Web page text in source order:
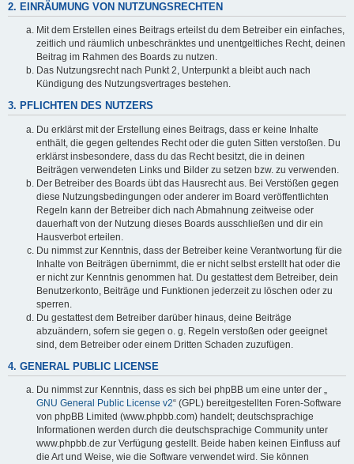
2. EINRÄUMUNG VON NUTZUNGSRECHTEN
Mit dem Erstellen eines Beitrags erteilst du dem Betreiber ein einfaches,
zeitlich und räumlich unbeschränktes und unentgeltliches Recht, deinen
Beitrag im Rahmen des Boards zu nutzen.
Das Nutzungsrecht nach Punkt 2, Unterpunkt a bleibt auch nach
Kündigung des Nutzungsvertrages bestehen.
3. PFLICHTEN DES NUTZERS
Du erklärst mit der Erstellung eines Beitrags, dass er keine Inhalte
enthält, die gegen geltendes Recht oder die guten Sitten verstoßen. Du
erklärst insbesondere, dass du das Recht besitzt, die in deinen
Beiträgen verwendeten Links und Bilder zu setzen bzw. zu verwenden.
Der Betreiber des Boards übt das Hausrecht aus. Bei Verstößen gegen
diese Nutzungsbedingungen oder anderer im Board veröffentlichten
Regeln kann der Betreiber dich nach Abmahnung zeitweise oder
dauerhaft von der Nutzung dieses Boards ausschließen und dir ein
Hausverbot erteilen.
Du nimmst zur Kenntnis, dass der Betreiber keine Verantwortung für die
Inhalte von Beiträgen übernimmt, die er nicht selbst erstellt hat oder die
er nicht zur Kenntnis genommen hat. Du gestattest dem Betreiber, dein
Benutzerkonto, Beiträge und Funktionen jederzeit zu löschen oder zu
sperren.
Du gestattest dem Betreiber darüber hinaus, deine Beiträge
abzuändern, sofern sie gegen o. g. Regeln verstoßen oder geeignet
sind, dem Betreiber oder einem Dritten Schaden zuzufügen.
4. GENERAL PUBLIC LICENSE
Du nimmst zur Kenntnis, dass es sich bei phpBB um eine unter der „
GNU General Public License v2“ (GPL) bereitgestellten Foren-Software
von phpBB Limited (www.phpbb.com) handelt; deutschsprachige
Informationen werden durch die deutschsprachige Community unter
www.phpbb.de zur Verfügung gestellt. Beide haben keinen Einfluss auf
die Art und Weise, wie die Software verwendet wird. Sie können